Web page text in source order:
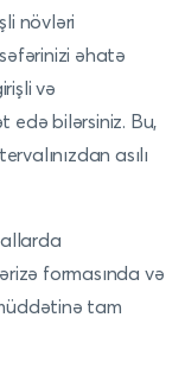
növləri
əhatə
və
edə bilərsiniz. Bu,
asılı
formasında və
tam